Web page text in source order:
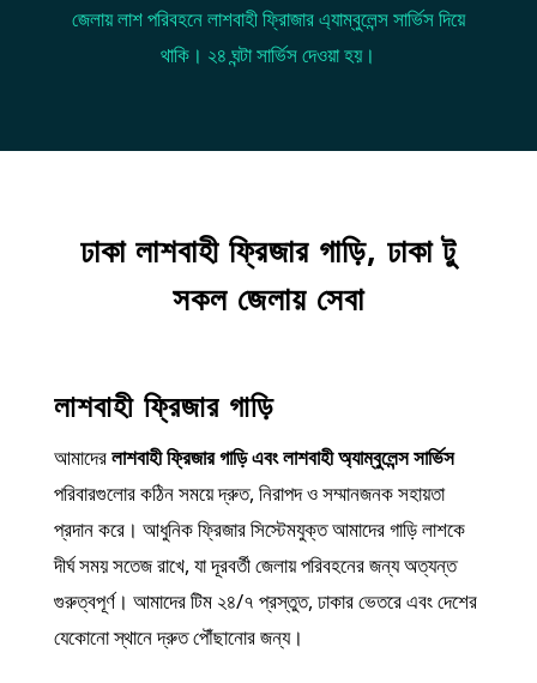
জেলায় লাশ পরিবহনে লাশবাহী ফ্রিাজার এ্যাম্বুলেন্স সার্ভিস দিয়ে
থাকি। ২৪ ঘন্টা সার্ভিস দেওয়া হয়।
ঢাকালাশবাহী ফ্রিজার গাড়ি, ঢাকা টু
সকল জেলায় সেবা
লাশবাহী ফ্রিজার গাড়ি
আমাদেরলাশবাহী ফ্রিজার গাড়ি এবং লাশবাহী অ্যাম্বুলেন্স সার্ভিস
পরিবারগুলোর কঠিন সময়ে দ্রুত, নিরাপদ ও সম্মানজনক সহায়তা
প্রদান করে। আধুনিক ফ্রিজার সিস্টেমযুক্ত আমাদের গাড়ি লাশকে
দীর্ঘ সময় সতেজ রাখে, যা দূরবর্তী জেলায় পরিবহনের জন্য অত্যন্ত
গুরুত্বপূর্ণ। আমাদের টিম ২৪/৭ প্রস্তুত, ঢাকার ভেতরে এবং দেশের
যেকোনো স্থানে দ্রুত পৌঁছানোর জন্য।